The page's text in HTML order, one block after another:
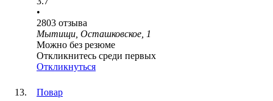
•
2803 отзыва
Мытищи, Осташковское, 1
Можно без резюме
Откликнитесь среди первых
Откликнуться
Повар